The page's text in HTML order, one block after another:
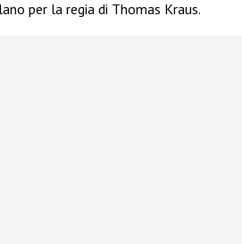
per la regia di Thomas Kraus.